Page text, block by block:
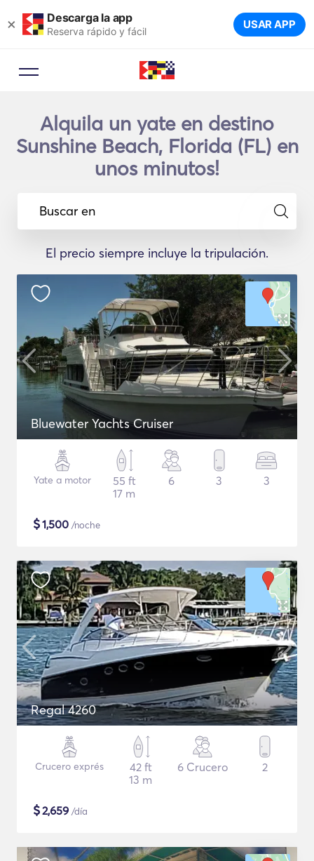
× Descarga la app
Reserva rápido y fácil USAR APP
Alquila un yate en destino
Sunshine Beach, Florida (FL) en
unos minutos!
Buscar en
El precio siempre incluye la tripulación.
Bluewater Yachts Cruiser
Yate a motor
55 ft
17 m
6 3 3
$1,500 /noche
Regal 4260
Crucero exprés
42 ft
13 m
6 Crucero 2
$2,659 /día